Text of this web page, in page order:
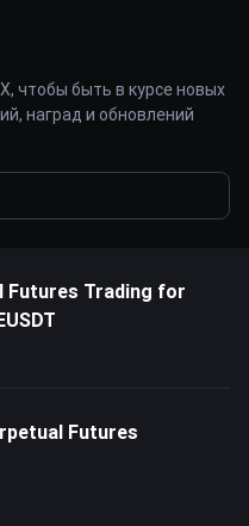
чтобы быть в курсе новых
наград и обновлений
Futures Trading for
Futures